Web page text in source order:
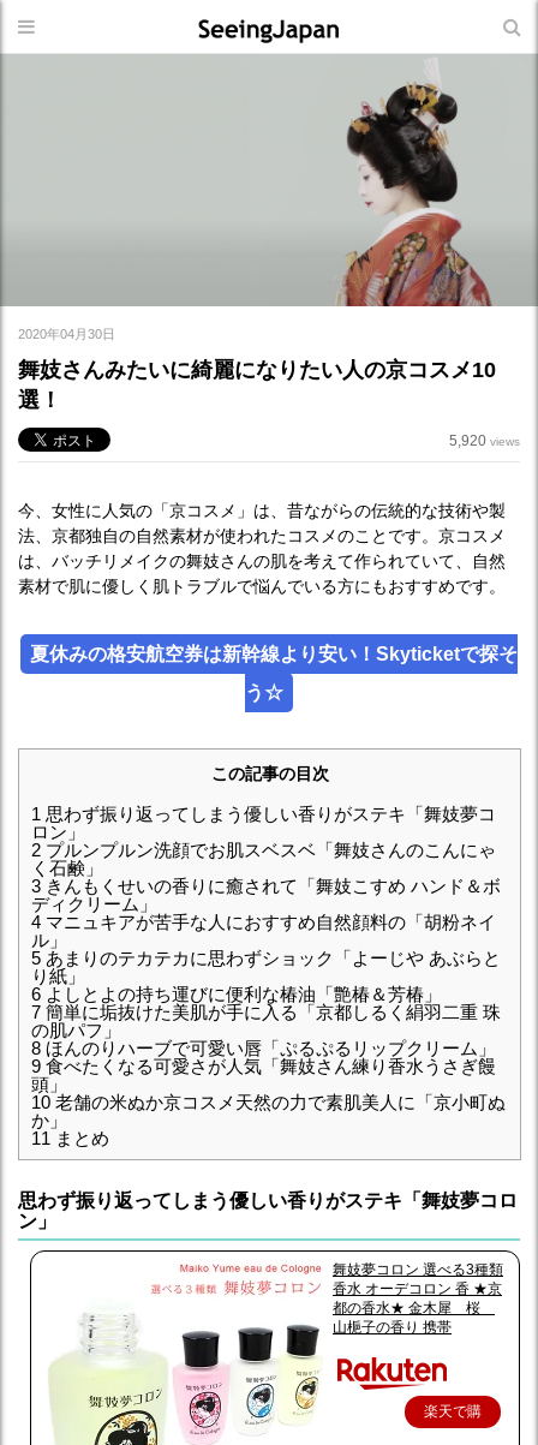
2020年04月30日
舞妓さんみたいに綺麗になりたい人の京コスメ10
選！
5,920 views
今、女性に人気の「京コスメ」は、昔ながらの伝統的な技術や製
法、京都独自の自然素材が使われたコスメのことです。京コスメ
は、バッチリメイクの舞妓さんの肌を考えて作られていて、自然
素材で肌に優しく肌トラブルで悩んでいる方にもおすすめです。
夏休みの格安航空券は新幹線より安い！Skyticketで探そ
う☆
この記事の目次
1 思わず振り返ってしまう優しい香りがステキ「舞妓夢コ
ロン」
2 プルンプルン洗顔でお肌スベスベ「舞妓さんのこんにゃ
く石鹸」
3 きんもくせいの香りに癒されて「舞妓こすめ ハンド＆ボ
ディクリーム」
4 マニュキアが苦手な人におすすめ自然顔料の「胡粉ネイ
ル」
5 あまりのテカテカに思わずショック「よーじや あぶらと
り紙」
6 よしとよの持ち運びに便利な椿油「艶椿＆芳椿」
7 簡単に垢抜けた美肌が手に入る「京都しるく絹羽二重 珠
の肌パフ」
8 ほんのりハーブで可愛い唇「ぷるぷるリップクリーム」
9 食べたくなる可愛さが人気「舞妓さん練り香水うさぎ饅
頭」
10 老舗の米ぬか京コスメ天然の力で素肌美人に「京小町ぬ
か」
11 まとめ
思わず振り返ってしまう優しい香りがステキ「舞妓夢コロ
ン」
舞妓夢コロン 選べる3種類
香水 オーデコロン 香 ★京
都の香水★ 金木犀 桜
山梔子の香り 携帯
楽天で購